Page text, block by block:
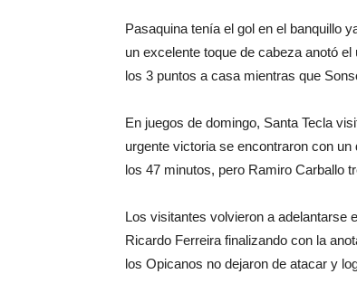
Pasaquina tenía el gol en el banquillo
un excelente toque de cabeza anotó
los 3 puntos a casa mientras que
En juegos de domingo, Santa Tecla
urgente victoria se encontraron con
los 47 minutos, pero Ramiro Carballo
Los visitantes volvieron a adelantarse
Ricardo Ferreira finalizando con la
los Opicanos no dejaron de atacar y